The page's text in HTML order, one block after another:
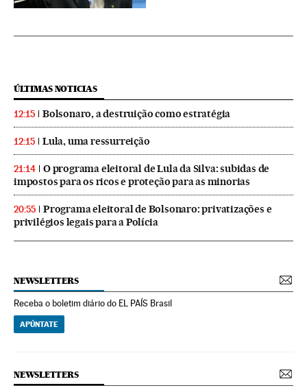
ÚLTIMAS NOTICIAS
12:15 Bolsonaro, a destruição como estratégia
12:15 Lula, uma ressurreição
21:14
O programa eleitoral de Lula da Silva: subidas de
impostos para os ricos e proteção para as minorias
20:55
Programa eleitoral de Bolsonaro: privatizações e
privilégios legais para a Polícia
NEWSLETTERS
Receba o boletim diário do EL PAÍS Brasil
APÚNTATE
NEWSLETTERS